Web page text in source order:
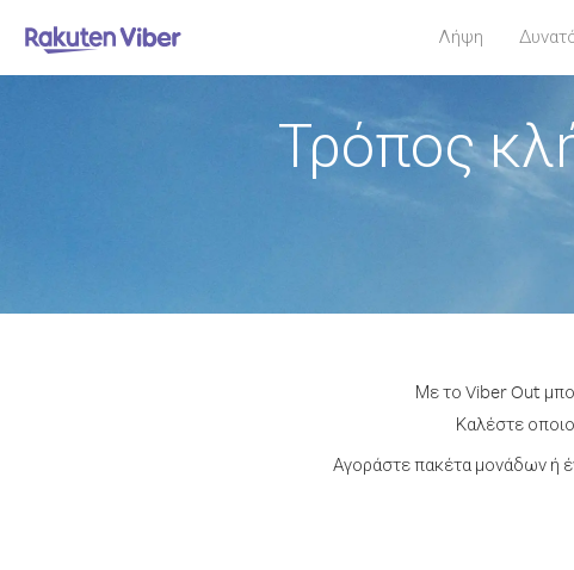
Λήψη
Τρόπος
Με το Viber Out
Καλέστε
Αγοράστε πακέτα μονάδων ή